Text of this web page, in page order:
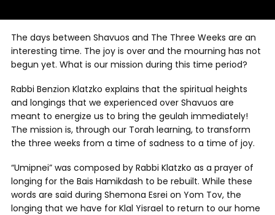
The days between Shavuos and The Three Weeks are an
interesting time. The joy is over and the mourning has not
begun yet. What is our mission during this time period?
Rabbi Benzion Klatzko explains that the spiritual heights
and longings that we experienced over Shavuos are
meant to energize us to bring the geulah immediately!
The mission is, through our Torah learning, to transform
the three weeks from a time of sadness to a time of joy.
“Umipnei” was composed by Rabbi Klatzko as a prayer of
longing for the Bais Hamikdash to be rebuilt. While these
words are said during Shemona Esrei on Yom Tov, the
longing that we have for Klal Yisrael to return to our home